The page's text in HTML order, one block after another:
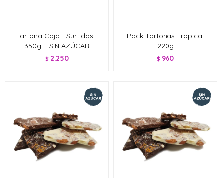
Tartona Caja - Surtidas -
350g. - SIN AZÚCAR
$ 2.250
Pack Tartonas Tropical
220g
$ 960